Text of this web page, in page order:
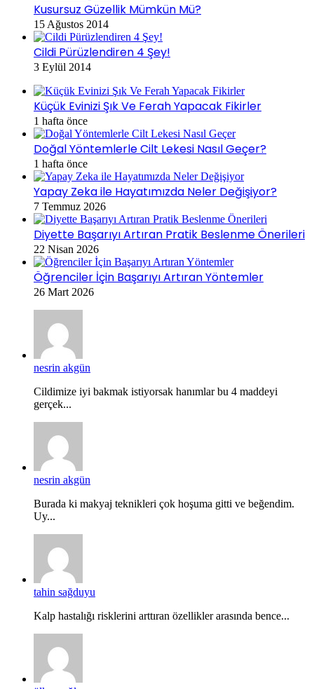
Kusursuz Güzellik Mümkün Mü?
15 Ağustos 2014
Cildi Pürüzlendiren 4 Şey!
3 Eylül 2014
Küçük Evinizi Şık Ve Ferah Yapacak Fikirler
1 hafta önce
Doğal Yöntemlerle Cilt Lekesi Nasıl Geçer?
1 hafta önce
Yapay Zeka ile Hayatımızda Neler Değişiyor?
7 Temmuz 2026
Diyette Başarıyı Artıran Pratik Beslenme Önerileri
22 Nisan 2026
Öğrenciler İçin Başarıyı Artıran Yöntemler
26 Mart 2026
nesrin akgün
Cildimize iyi bakmak istiyorsak hanımlar bu 4 maddeyi
gerçek...
nesrin akgün
Burada ki makyaj teknikleri çok hoşuma gitti ve beğendim.
Uy...
tahin sağduyu
Kalp hastalığı risklerini arttıran özellikler arasında bence...